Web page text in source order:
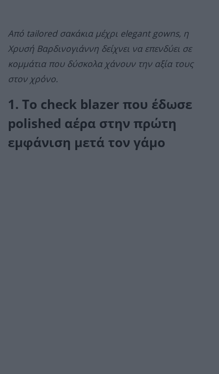
Από tailored σακάκια μέχρι elegant gowns, η
Χρυσή Βαρδινογιάννη δείχνει να επενδύει σε
κομμάτια που δύσκολα χάνουν την αξία τους
στον χρόνο.
1. Το check blazer που έδωσε
polished αέρα στην πρώτη
εμφάνιση μετά τον γάμο